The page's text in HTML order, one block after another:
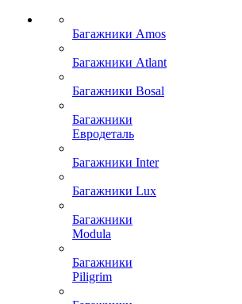
Багажники Amos
Багажники Atlant
Багажники Bosal
Багажники
Евродеталь
Багажники Inter
Багажники Lux
Багажники
Modula
Багажники
Piligrim